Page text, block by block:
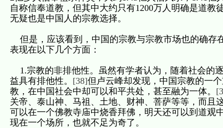
自称信奉道教，但其中大约只有1200万人明确是道教
无疑也是中国人的宗教选择。
但是，应该看到，中国的宗教与宗教市场也的确存
表现在以下几个方面：
1.宗教的非排他性。虽然有学者认为，随着社会的
益具有排他性。 [38]但卢云峰却发现，中国宗教的一
教，在中国社会中却可以和平共处，甚至融为一体。
关帝、泰山神、马祖、土地、财神、菩萨等等，而且
可以在一个佛教寺庙中烧香拜佛，明天还可以到道观
现在一个场所，也就不足为奇了。